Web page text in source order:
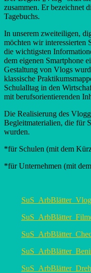
zusammen. Er bezeichnet
Tagebuchs.
In unserem zweiteiligen,
möchten wir interessierten
die wichtigsten
dem eigenen Smartphone
Gestaltung von Vlogs
klassische
Schulalltag in den
mit berufsorientierenden
Die Realisierung des
Begleitmaterialien, die für
wurden.
*für Schulen (mit dem
*für Unternehmen (mit